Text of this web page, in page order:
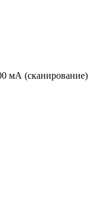
мА (сканирование)